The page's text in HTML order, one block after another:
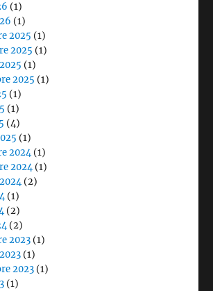
(1)
(1)
2025 (1)
2025 (1)
(1)
2025 (1)
(1)
(1)
(4)
(1)
2024(1)
2024(1)
(2)
(1)
(2)
(2)
2023 (1)
(1)
2023 (1)
(1)